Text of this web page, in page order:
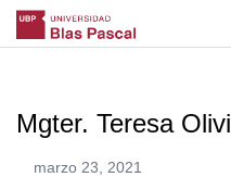
Mgter. Teresa Olivi
marzo 23, 2021